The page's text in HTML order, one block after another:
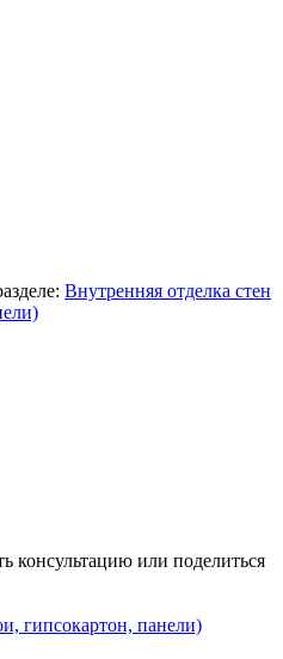
Внутренняя отделка стен
консультацию или поделиться
гипсокартон, панели)